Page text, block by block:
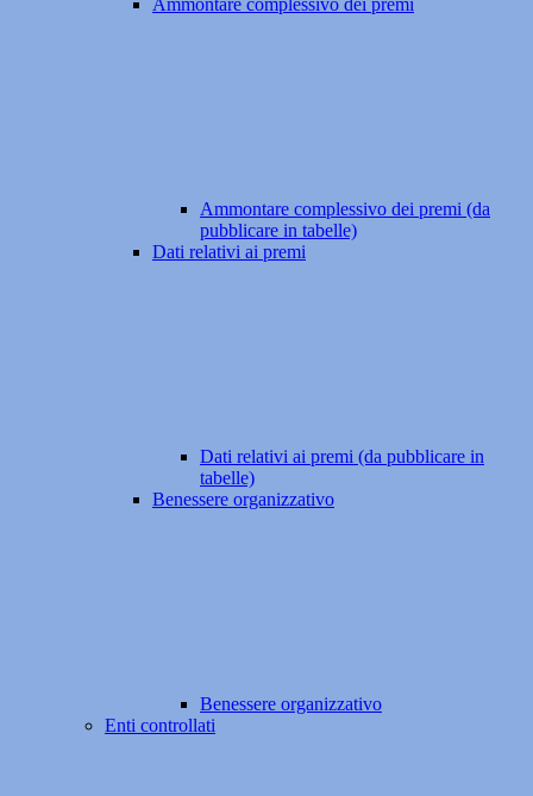
Ammontare complessivo dei premi
Ammontare complessivo dei premi (da
pubblicare in tabelle)
Dati relativi ai premi
Dati relativi ai premi (da pubblicare in
tabelle)
Benessere organizzativo
Benessere organizzativo
Enti controllati